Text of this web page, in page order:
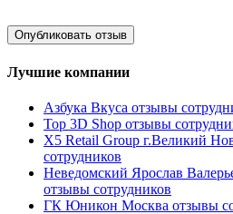
Лучшие компании
Азбука Вкуса отзывы
Top 3D Shop отзывы
X5 Retail Group г.Великий
сотрудников
Неведомский Ярослав
отзывы сотрудников
ГК Юникон Москва отзывы